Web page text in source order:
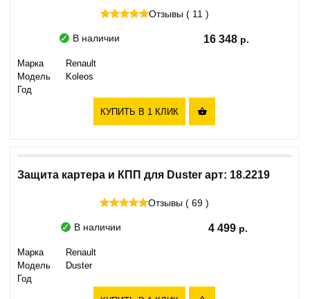
Отзывы ( 11 )
В наличии 16 348
Марка
Renault
Модель
Koleos
Год
КУПИТЬ В 1 КЛИК 
Защита картера и КПП для Duster арт: 18.2219
Отзывы ( 69 )
В наличии 4 499
Марка
Renault
Модель
Duster
Год